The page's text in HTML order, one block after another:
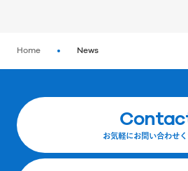
Home News
お気軽にお問い合わせ